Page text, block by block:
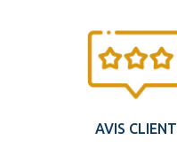
AVIS CLIENT